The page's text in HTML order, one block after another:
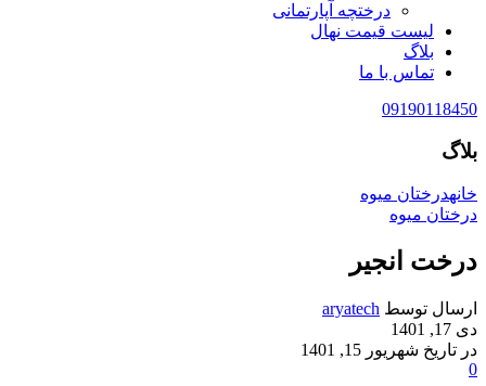
درختچه آپارتمانی
لیست قیمت نهال
بلاگ
تماس با ما
09190118450
بلاگ
خانهدرختان میوه
درختان میوه
درخت انجیر
ارسال توسط aryatech
دی 17, 1401
در تاریخ شهریور 15, 1401
0